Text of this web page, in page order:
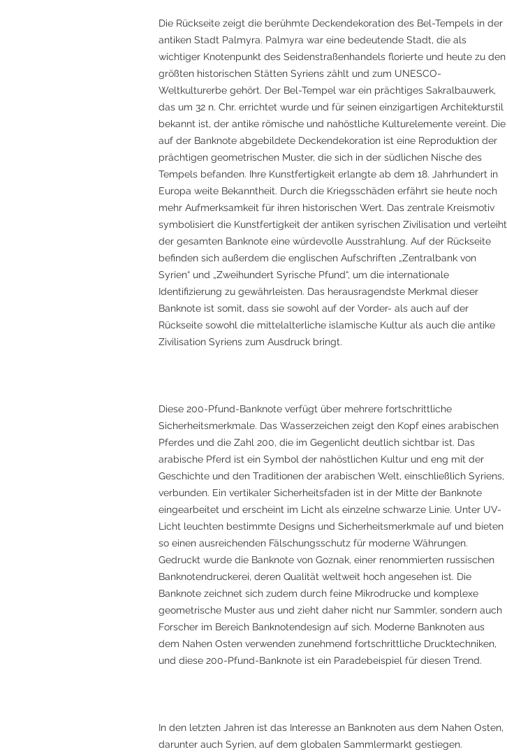
Die Rückseite zeigt die berühmte Deckendekoration des Bel-Tempels in der
antiken Stadt Palmyra. Palmyra war eine bedeutende Stadt, die als
wichtiger Knotenpunkt des Seidenstraßenhandels florierte und heute zu den
größten historischen Stätten Syriens zählt und zum UNESCO-
Weltkulturerbe gehört. Der Bel-Tempel war ein prächtiges Sakralbauwerk,
das um 32 n. Chr. errichtet wurde und für seinen einzigartigen Architekturstil
bekannt ist, der antike römische und nahöstliche Kulturelemente vereint. Die
auf der Banknote abgebildete Deckendekoration ist eine Reproduktion der
prächtigen geometrischen Muster, die sich in der südlichen Nische des
Tempels befanden. Ihre Kunstfertigkeit erlangte ab dem 18. Jahrhundert in
Europa weite Bekanntheit. Durch die Kriegsschäden erfährt sie heute noch
mehr Aufmerksamkeit für ihren historischen Wert. Das zentrale Kreismotiv
symbolisiert die Kunstfertigkeit der antiken syrischen Zivilisation und verleiht
der gesamten Banknote eine würdevolle Ausstrahlung. Auf der Rückseite
befinden sich außerdem die englischen Aufschriften „Zentralbank von
Syrien“ und „Zweihundert Syrische Pfund“, um die internationale
Identifizierung zu gewährleisten. Das herausragendste Merkmal dieser
Banknote ist somit, dass sie sowohl auf der Vorder- als auch auf der
Rückseite sowohl die mittelalterliche islamische Kultur als auch die antike
Zivilisation Syriens zum Ausdruck bringt.
Diese 200-Pfund-Banknote verfügt über mehrere fortschrittliche
Sicherheitsmerkmale. Das Wasserzeichen zeigt den Kopf eines arabischen
Pferdes und die Zahl 200, die im Gegenlicht deutlich sichtbar ist. Das
arabische Pferd ist ein Symbol der nahöstlichen Kultur und eng mit der
Geschichte und den Traditionen der arabischen Welt, einschließlich Syriens,
verbunden. Ein vertikaler Sicherheitsfaden ist in der Mitte der Banknote
eingearbeitet und erscheint im Licht als einzelne schwarze Linie. Unter UV-
Licht leuchten bestimmte Designs und Sicherheitsmerkmale auf und bieten
so einen ausreichenden Fälschungsschutz für moderne Währungen.
Gedruckt wurde die Banknote von Goznak, einer renommierten russischen
Banknotendruckerei, deren Qualität weltweit hoch angesehen ist. Die
Banknote zeichnet sich zudem durch feine Mikrodrucke und komplexe
geometrische Muster aus und zieht daher nicht nur Sammler, sondern auch
Forscher im Bereich Banknotendesign auf sich. Moderne Banknoten aus
dem Nahen Osten verwenden zunehmend fortschrittliche Drucktechniken,
und diese 200-Pfund-Banknote ist ein Paradebeispiel für diesen Trend.
In den letzten Jahren ist das Interesse an Banknoten aus dem Nahen Osten,
darunter auch Syrien, auf dem globalen Sammlermarkt gestiegen.